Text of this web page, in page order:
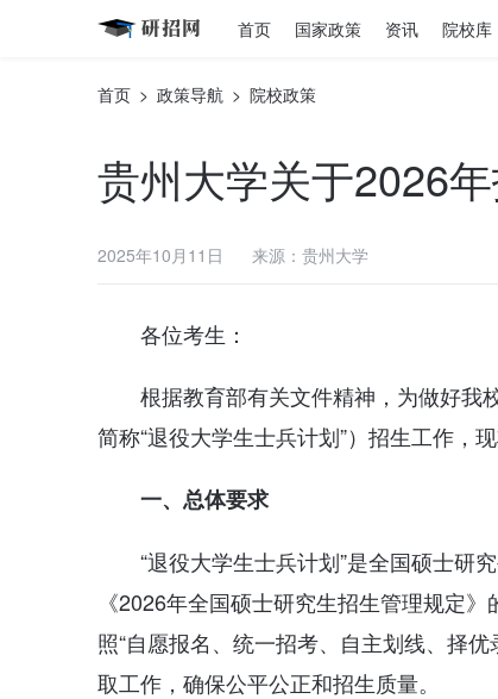
首页 国家政策 资讯 院校库
首页 > 政策导航 > 院校政策
贵州大学关于2026
2025年10月11日 来源：贵州大学
各位考生：
根据教育部有关文件精神，为做好我
简称“退役大学生士兵计划”）招生工作，
一、总体要求
“退役大学生士兵计划”是全国硕士研
《2026年全国硕士研究生招生管理规定
照“自愿报名、统一招考、自主划线、择
取工作，确保公平公正和招生质量。